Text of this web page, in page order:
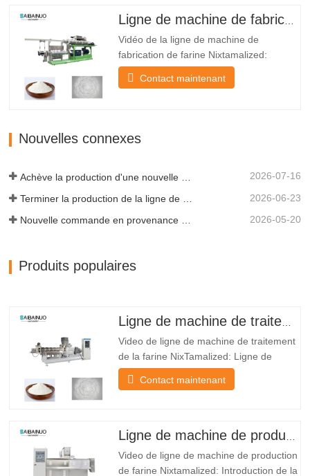
que le tissu non cuit pour fournir du taco
au Mexique. Il…
Ligne de machine de fabrication de farine nixtamalized
Vidéo de la ligne de machine de
fabrication de farine Nixtamalized:
Introduction de la ligne de machine de
fabrication de farine Nixtamalized:
pour fabriquer des produits de farine…
Contact maintenant
Nouvelles connexes
2026-07-16
2026-06-23
2026-05-20
Produits populaires
Video de ligne de machine de traitement
de la farine NixTamalized: Ligne de
machine de traitement de la farine
NixtamalizedEatires: *LeMachine de
de poudre tels que la poudre d'aliments
Contact maintenant
Video de ligne de machine de production
de farine Nixtamalized: Introduction de la